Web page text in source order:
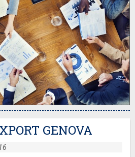
GENOVA